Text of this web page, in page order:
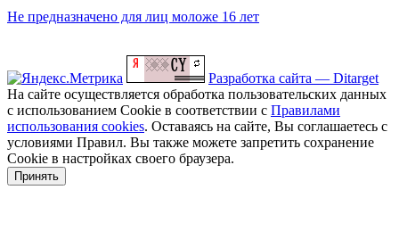
Не предназначено для лиц моложе 16 лет
Разработка сайта — Ditarget
На сайте осуществляется обработка пользовательских данных
с использованием Cookie в соответствии с Правилами
использования cookies. Оставаясь на сайте, Вы соглашаетесь с
условиями Правил. Вы также можете запретить сохранение
Cookie в настройках своего браузера.
Принять